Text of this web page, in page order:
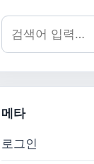
검색어:
메타
로그인